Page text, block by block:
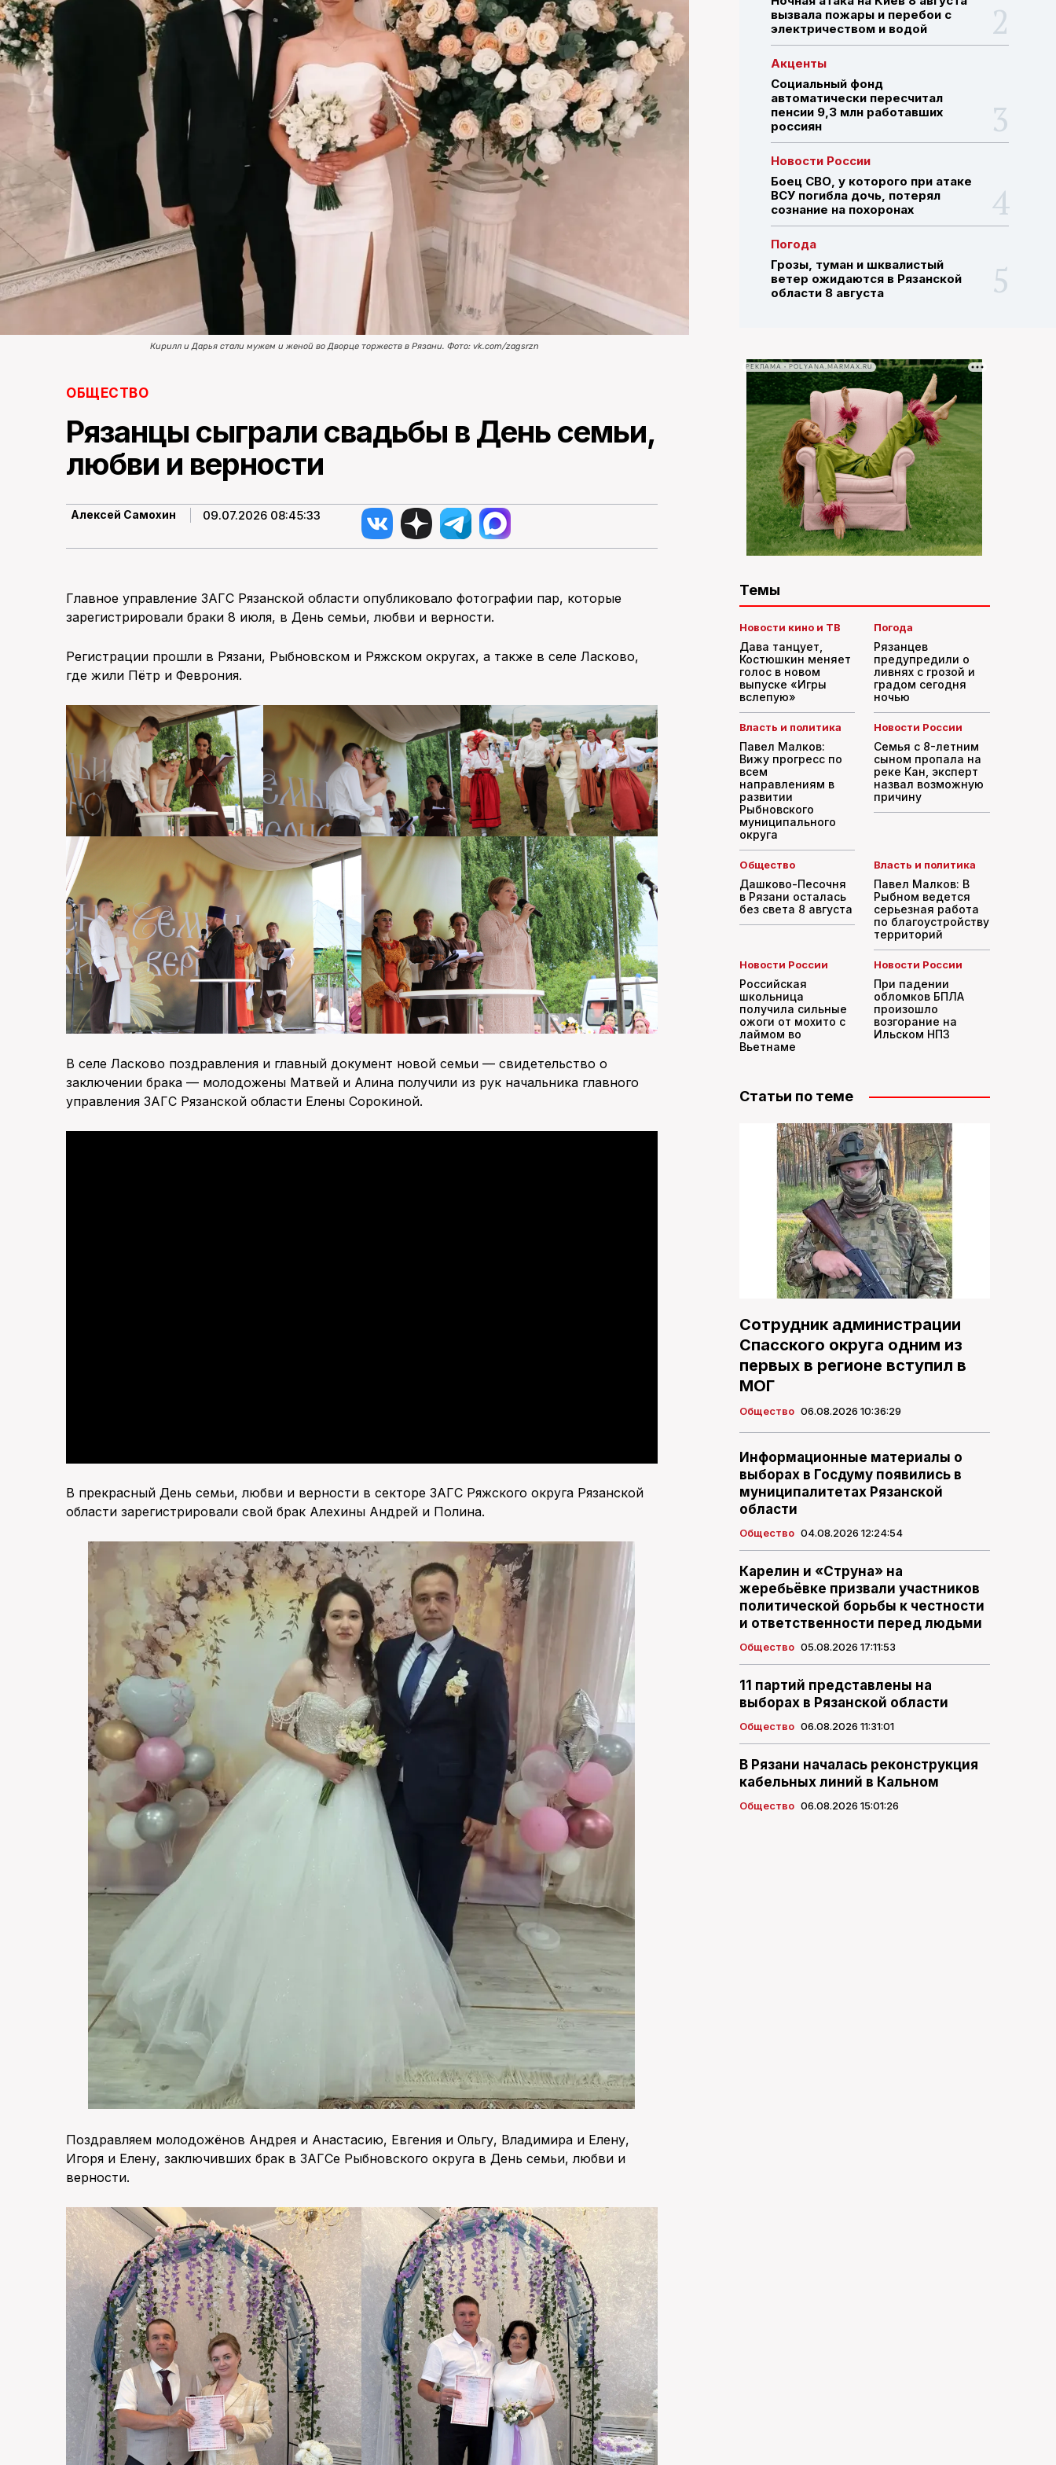
ПОИСК ПО САЙТУ
Кирилл и Дарья стали мужем и женой во Дворце торжеств в Рязани. Фото: vk.com/zagsrzn
ОБЩЕСТВО
Рязанцы сыграли свадьбы в День семьи,
любви и верности
Алексей Самохин 09.07.2026 08:45:33
Главное управление ЗАГС Рязанской области опубликовало фотографии пар, которые
зарегистрировали браки 8 июля, в День семьи, любви и верности.
Регистрации прошли в Рязани, Рыбновском и Ряжском округах, а также в селе Ласково,
где жили Пётр и Феврония.
В селе Ласково поздравления и главный документ новой семьи — свидетельство о
заключении брака — молодожены Матвей и Алина получили из рук начальника главного
управления ЗАГС Рязанской области Елены Сорокиной.
В прекрасный День семьи, любви и верности в секторе ЗАГС Ряжского округа Рязанской
области зарегистрировали свой брак Алехины Андрей и Полина.
Поздравляем молодожёнов Андрея и Анастасию, Евгения и Ольгу, Владимира и Елену,
Игоря и Елену, заключивших брак в ЗАГСе Рыбновского округа в День семьи, любви и
верности.
вызвала пожары и перебои с
электричеством и водой
Акценты
Социальный фонд
автоматически пересчитал
пенсии 9,3 млн работавших
россиян
Новости России
Боец СВО, у которого при атаке
ВСУ погибла дочь, потерял
сознание на похоронах
Погода
Грозы, туман и шквалистый
ветер ожидаются в Рязанской
области 8 августа
РЕКЛАМА • POLYANA.MARMAX.RU
Темы
Новости кино и ТВ
Дава танцует,
Костюшкин меняет
голос в новом
выпуске «Игры
вслепую»
Погода
Рязанцев
предупредили о
ливнях с грозой и
градом сегодня
ночью
Власть и политика
Павел Малков:
Вижу прогресс по
всем
направлениям в
развитии
Рыбновского
муниципального
округа
Новости России
Семья с 8-летним
сыном пропала на
реке Кан, эксперт
назвал возможную
причину
Общество
Дашково-Песочня
в Рязани осталась
без света 8 августа
Власть и политика
Павел Малков: В
Рыбном ведется
серьезная работа
по благоустройству
территорий
Новости России
Российская
школьница
получила сильные
ожоги от мохито с
лаймом во
Вьетнаме
Новости России
При падении
обломков БПЛА
произошло
возгорание на
Ильском НПЗ
Статьи по теме
Сотрудник администрации
Спасского округа одним из
первых в регионе вступил в
МОГ
Общество 06.08.2026 10:36:29
Информационные материалы о
выборах в Госдуму появились в
муниципалитетах Рязанской
области
Общество 04.08.2026 12:24:54
Карелин и «Струна» на
жеребьёвке призвали участников
политической борьбы к честности
и ответственности перед людьми
Общество 05.08.2026 17:11:53
11 партий представлены на
выборах в Рязанской области
Общество 06.08.2026 11:31:01
В Рязани началась реконструкция
кабельных линий в Кальном
Общество 06.08.2026 15:01:26